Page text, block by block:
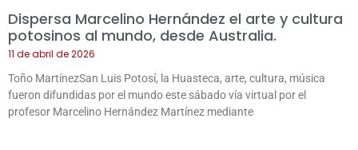
Dispersa Marcelino Hernández el arte y cultura
potosinos al mundo, desde Australia.
11 de abril de 2026
Toño MartínezSan Luis Potosí, la Huasteca, arte, cultura, música
fueron difundidas por el mundo este sábado vía virtual por el
profesor Marcelino Hernández Martínez mediante